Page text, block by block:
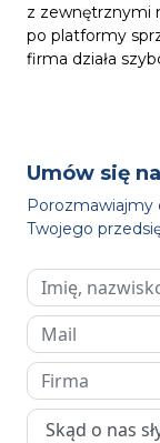
z zewnętrznymi
po platformy
firma działa
Umów się
Porozmawiajmy
Twojego